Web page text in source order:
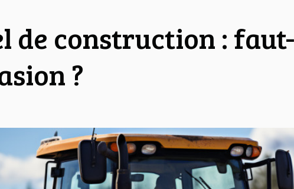
de construction :
?